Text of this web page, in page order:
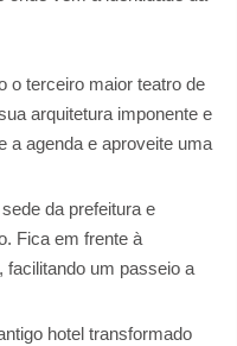
o terceiro maior teatro de
arquitetura imponente e
a agenda e aproveite uma
da prefeitura e
Fica em frente à
facilitando um passeio a
hotel transformado